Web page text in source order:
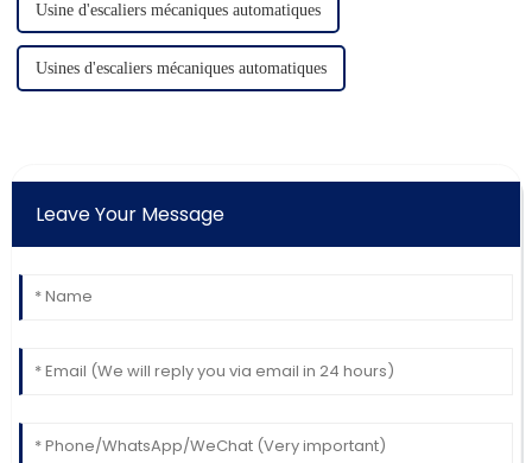
Usine d'escaliers mécaniques automatiques
Usines d'escaliers mécaniques automatiques
Leave Your Message